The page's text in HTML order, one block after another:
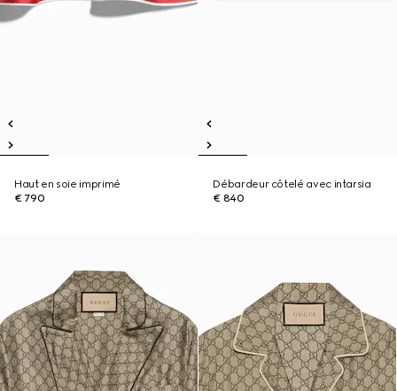
Haut en soie imprimé
€ 790
Débardeur côtelé avec intarsia
€ 840